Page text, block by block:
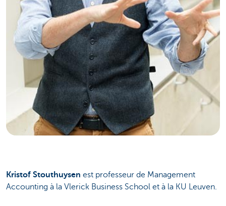
Kristof Stouthuysen est professeur de Management
Accounting à la Vlerick Business School et à la KU Leuven.